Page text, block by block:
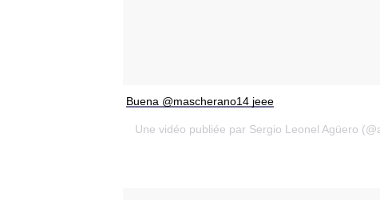
Buena @mascherano14 jeee
Une vidéo publiée par Sergio Leonel Agüero